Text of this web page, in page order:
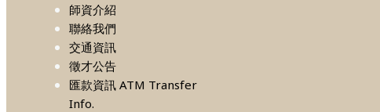
師資介紹
聯絡我們
交通資訊
徵才公告
匯款資訊 ATM Transfer
Info.